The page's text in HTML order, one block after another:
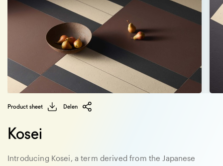
Product sheet Delen
Kosei
Introducing Kosei, a term derived from the Japanese